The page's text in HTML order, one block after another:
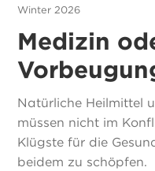
Winter 2026
Medizin
Natürliche Heilmittel
müssen nicht im
Klügste für die
beidem zu schöpfen.